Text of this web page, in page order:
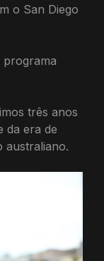
o San Diego
programa
três anos
da era de
australiano.